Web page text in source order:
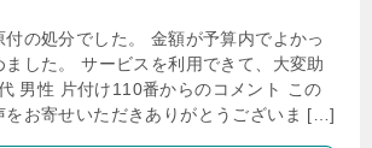
付の処分でした。 金額が予算内でよかっ
ました。 サービスを利用できて、大変助
男性 片付け110番からのコメント この
をお寄せいただきありがとうございま […]